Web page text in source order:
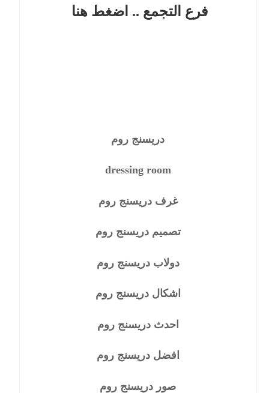
فرع التجمع .. اضغط هنا
دريسنج روم
dressing room
غرف دريسنج روم
تصميم دريسنج روم
دولاب دريسنج روم
اشكال دريسنج روم
احدث دريسنج روم
افضل دريسنج روم
صور دريسنج روم